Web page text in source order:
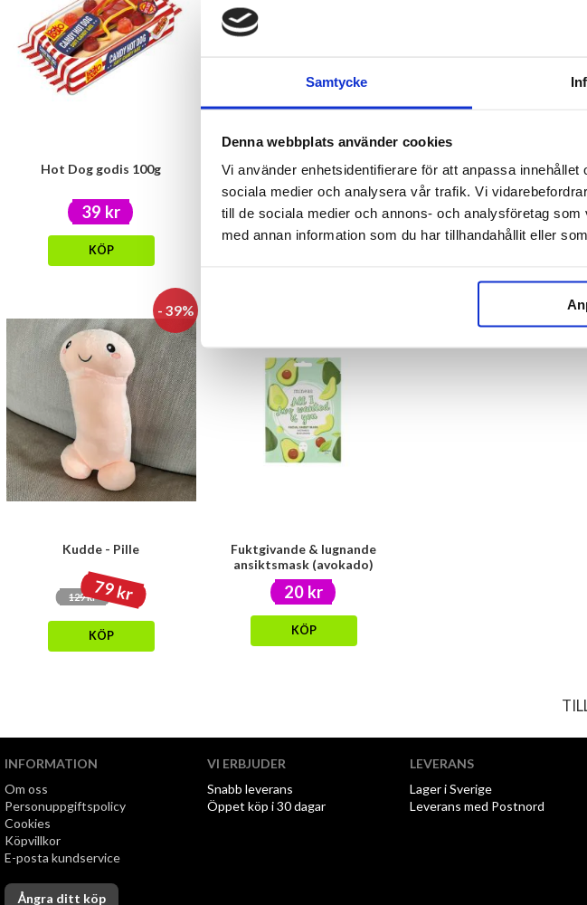
Samtycke
Denna webbplats använder cookies
Vi använder enhetsidentifierare för att anpassa
sociala medier och analysera vår trafik. Vi
till de sociala medier och annons- och analysföretag
med annan information som du har tillhandahållit eller
Hot Dog godis 100g
39 kr
KÖP
Halloweentejp BEWARE
20 kr
Serveringsset 3 skålar
139 kr
- 39%
Kudde - Pille
129 kr79 kr
KÖP
Fuktgivande & lugnande
ansiktsmask (avokado)
20 kr
KÖP
INFORMATION
Om oss
Personuppgiftspolicy
Cookies
Köpvillkor
E-posta kundservice
Ångra ditt köp
VI ERBJUDER
Snabb leverans
Öppet köp i 30 dagar
LEVERANS
Lager i Sverige
Leverans med Postnord